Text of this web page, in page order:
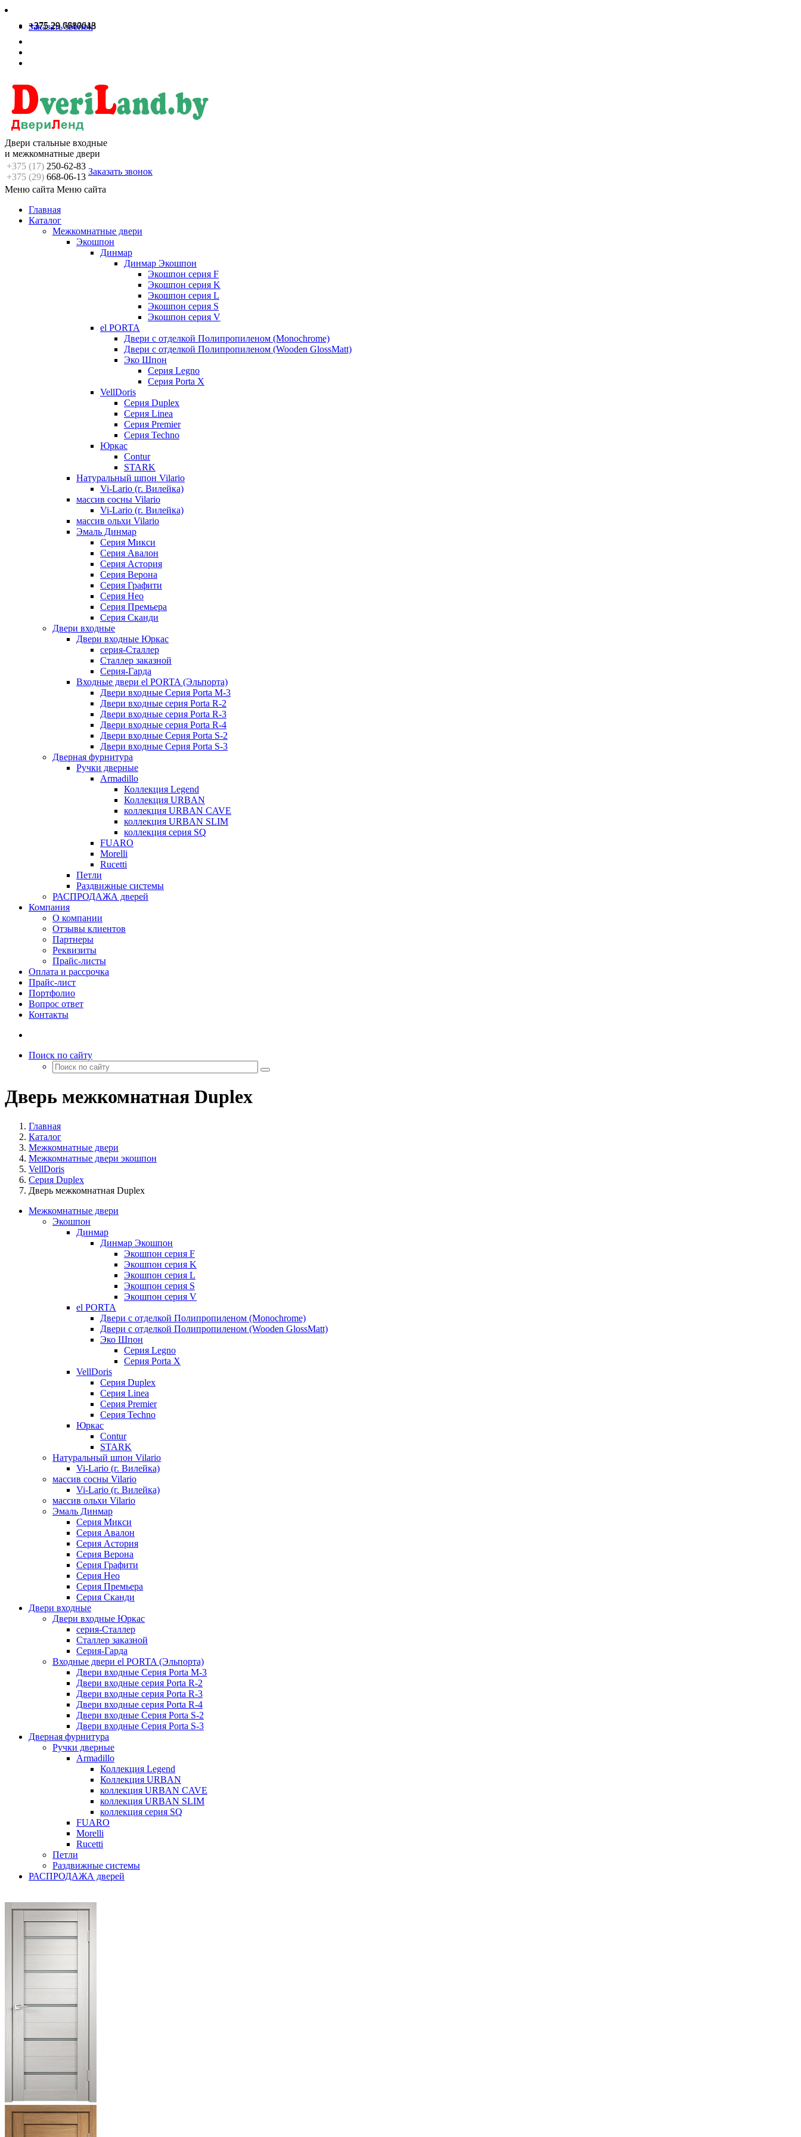
+375 29 6680613
+375 29 7717048
Заказать звонок
Двери стальные входные
и межкомнатные двери
+375 (17) 250-62-83
+375 (29) 668-06-13
Заказать звонок
Меню сайта Меню сайта
Главная
Каталог
Межкомнатные двери
Экошпон
Динмар
Динмар Экошпон
Экошпон серия F
Экошпон серия K
Экошпон серия L
Экошпон серия S
Экошпон серия V
el PORTA
Двери с отделкой Полипропиленом (Monochrome)
Двери с отделкой Полипропиленом (Wooden GlossMatt)
Эко Шпон
Серия Legno
Серия Porta X
VellDoris
Серия Duplex
Серия Linea
Серия Premier
Серия Techno
Юркас
Contur
STARK
Натуральный шпон Vilario
Vi-Lario (г. Вилейка)
массив сосны Vilario
Vi-Lario (г. Вилейка)
массив ольхи Vilario
Эмаль Динмар
Серия Микси
Серия Авалон
Серия Астория
Серия Верона
Серия Графити
Серия Нео
Серия Премьера
Серия Сканди
Двери входные
Двери входные Юркас
серия-Сталлер
Сталлер заказной
Серия-Гарда
Входные двери el PORTA (Эльпорта)
Двери входные Серия Porta M-3
Двери входные серия Porta R-2
Двери входные серия Porta R-3
Двери входные серия Porta R-4
Двери входные Серия Porta S-2
Двери входные Серия Porta S-3
Дверная фурнитура
Ручки дверные
Armadillo
Коллекция Legend
Коллекция URBAN
коллекция URBAN CAVE
коллекция URBAN SLIM
коллекция серия SQ
FUARO
Morelli
Rucetti
Петли
Раздвижные системы
РАСПРОДАЖА дверей
Компания
О компании
Отзывы клиентов
Партнеры
Реквизиты
Прайс-листы
Оплата и рассрочка
Прайс-лист
Портфолио
Вопрос ответ
Контакты
Поиск по сайту
Дверь межкомнатная Duplex
Главная
Каталог
Межкомнатные двери
Межкомнатные двери экошпон
VellDoris
Серия Duplex
Дверь межкомнатная Duplex
Межкомнатные двери
Экошпон
Динмар
Динмар Экошпон
Экошпон серия F
Экошпон серия K
Экошпон серия L
Экошпон серия S
Экошпон серия V
el PORTA
Двери с отделкой Полипропиленом (Monochrome)
Двери с отделкой Полипропиленом (Wooden GlossMatt)
Эко Шпон
Серия Legno
Серия Porta X
VellDoris
Серия Duplex
Серия Linea
Серия Premier
Серия Techno
Юркас
Contur
STARK
Натуральный шпон Vilario
Vi-Lario (г. Вилейка)
массив сосны Vilario
Vi-Lario (г. Вилейка)
массив ольхи Vilario
Эмаль Динмар
Серия Микси
Серия Авалон
Серия Астория
Серия Верона
Серия Графити
Серия Нео
Серия Премьера
Серия Сканди
Двери входные
Двери входные Юркас
серия-Сталлер
Сталлер заказной
Серия-Гарда
Входные двери el PORTA (Эльпорта)
Двери входные Серия Porta M-3
Двери входные серия Porta R-2
Двери входные серия Porta R-3
Двери входные серия Porta R-4
Двери входные Серия Porta S-2
Двери входные Серия Porta S-3
Дверная фурнитура
Ручки дверные
Armadillo
Коллекция Legend
Коллекция URBAN
коллекция URBAN CAVE
коллекция URBAN SLIM
коллекция серия SQ
FUARO
Morelli
Rucetti
Петли
Раздвижные системы
РАСПРОДАЖА дверей